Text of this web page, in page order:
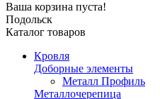
Ваша корзина пуста!
Подольск
Каталог товаров
Кровля
Доборные элементы
Металл Профиль
Металлочерепица